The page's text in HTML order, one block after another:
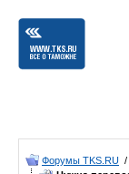
Форумы TKS.RU /